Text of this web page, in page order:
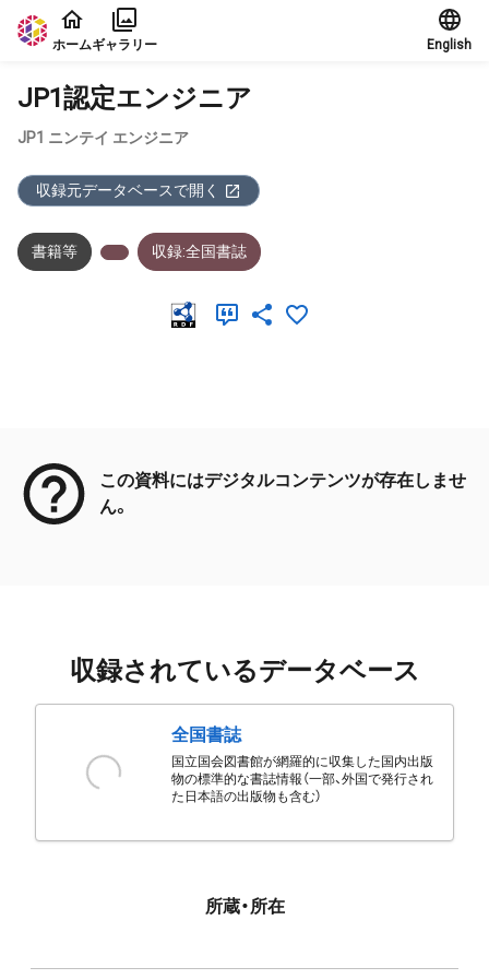
本文に飛ぶ
ホームギャラリー English
JP1認定エンジニア
JP1 ニンテイ エンジニア
収録元データベースで開く
書籍等 収録:全国書誌
この資料にはデジタルコンテンツが存在しませ
ん。
収録されているデータベース
全国書誌
国立国会図書館が網羅的に収集した国内出版
物の標準的な書誌情報（一部、外国で発行され
た日本語の出版物も含む）
所蔵・所在